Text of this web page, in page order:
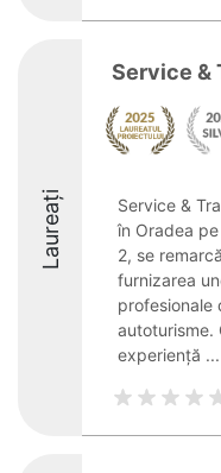
Laureați
Service &
Service &
în Oradea
2, se
furnizarea
profesionale
autoturisme.
experiență ...